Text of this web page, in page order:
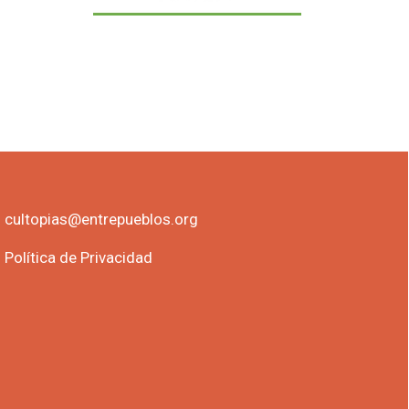
cultopias@entrepueblos.org
Política de Privacidad